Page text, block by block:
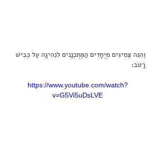
וְהִנֵּה צְמִיגִים מְיֻחָדִים הַמְּתֻכְנָנִים לִנְהִיגָה עַל כְּבִישׁ
רָטֹב:
https://www.youtube.com/watch?
v=G5Vi5uDsLVE